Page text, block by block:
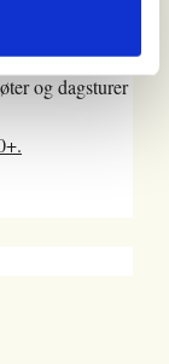
En svært aktiv
møter
og dagsturer